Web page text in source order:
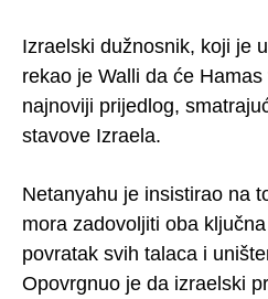
Izraelski dužnosnik, koji je
rekao je Walli da će
najnoviji prijedlog,
stavove Izraela.
Netanyahu je insistirao na
mora zadovoljiti oba
povratak svih talaca i
Opovrgnuo je da izraelski